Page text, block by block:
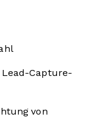
Capture-
von